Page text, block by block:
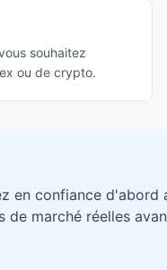
souhaitez
ou de crypto.
en confiance
marché réelles